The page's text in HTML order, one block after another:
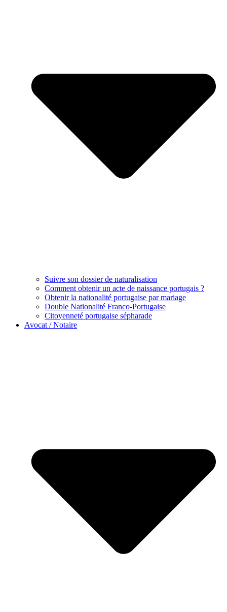
Suivre son dossier de naturalisation
Comment obtenir un acte de naissance portugais ?
Obtenir la nationalité portugaise par mariage
Double Nationalité Franco-Portugaise
Citoyenneté portugaise sépharade
Avocat / Notaire